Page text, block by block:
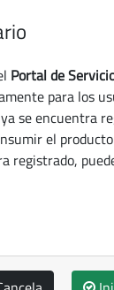
Portal de
para los
se encuentra
el
registrado,